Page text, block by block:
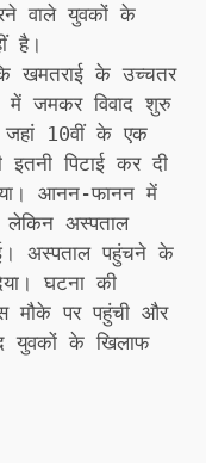
वाले युवकों के
है।
खमतराई के उच्चतर
में जमकर विवाद शुरु
10वीं के एक
पिटाई कर दी
आनन-फानन में
अस्पताल
अस्पताल पहुंचने के
घटना की
मौके पर पहुंची और
युवकों के खिलाफ